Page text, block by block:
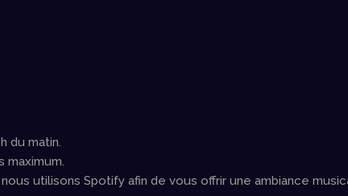
du matin.
maximum.
utilisons Spotify afin de vous offrir une ambiance